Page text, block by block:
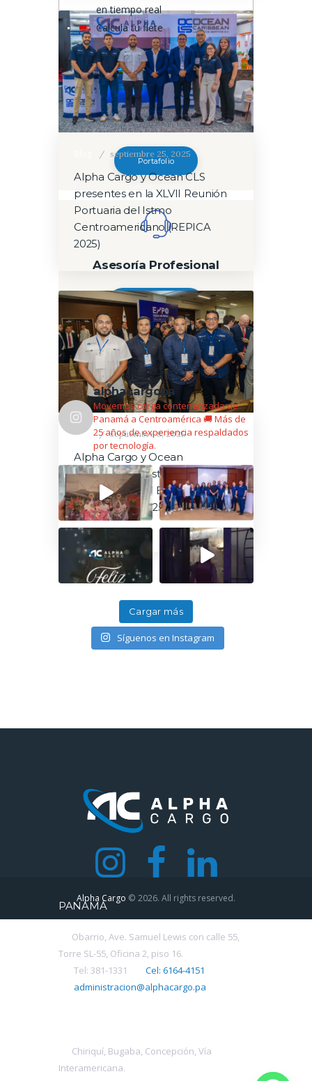
septiembre 25, 2025
Alpha Cargo y Ocean CLS
presentes en la XLVII Reunión
Portuaria del Istmo
Centroamericano (REPICA
2025)
Blog septiembre 8, 2025
Alpha Cargo y Ocean
Caribbean Logistics Services
presentes en la Expo Feria
Mundial ZLC 2025
en tiempo real
Calcula tu flete
Portafolio
Portafolio
Asesoría Profesional
Contáctanos
Logística con propósito
alphacargopa
Movemos carga contenerizada de
Panamá a Centroamérica 🚚Más de
25 años de experiencia respaldados
por tecnología.
Cargar más
Síguenos en Instagram
PANAMÁ
Obarrio, Ave. Samuel Lewis con calle 55,
Torre SL-55, Oficina 2, piso 16.
Tel: 381-1331
Cel: 6164-4151
administracion@alphacargo.pa
Chiriquí, Bugaba, Concepción, Vía
Interamericana.
Alpha Cargo © 2026. All rights reserved.